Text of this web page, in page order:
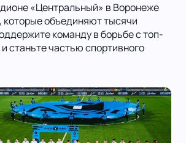
«Центральный» в Воронеже
которые объединяют тысячи
команду в борьбе с топ-
станьте частью спортивного